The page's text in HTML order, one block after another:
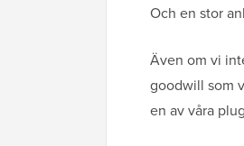
Och en stor
Även om vi
goodwill som
en av våra